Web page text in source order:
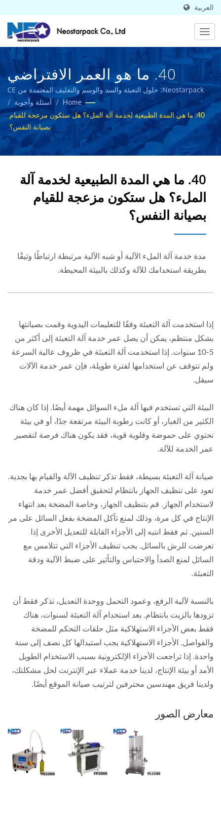
العربية
40. ما هو العمر الافتراضي
الطبيعي لآلة التعبئة؟ هل
سيكون من المزعج القيام
بالصيانة الذاتية؟ | تم بيعها في
50 دولة مصنعة لمعدات التعبئة
الصناعية عالية الجودة |
Neostarpack Co., Ltd.
Neostarpack: حلول التعبئة والسد والوسم والتغليف المعتمدة من CE
لصناعات المواد الغذائية والأدوية.
Home
/ أسئلة وأجوبة
/
40. ما هي المدة الطبيعية لخدمة آلة الملء؟ هل ستكون مزعجة للقيام
بصيانة النفس؟
40. ما هي المدة الطبيعية لخدمة آلة
الملء؟ هل ستكون مزعجة للقيام
بصيانة النفس؟
مدة خدمة آلة الملء الآلية أو شبه الآلية مرتبطة ارتباطًا وثيقًا
بطريقة استخدامك للآلة وكذلك بالبيئة المحيطة.
إذا استخدمت آلة التعبئة وفقًا للتعليمات اليدوية وقمت بصيانتها
بشكل منتظم، يمكن أن يصل عمر خدمة آلة التعبئة إلى أكثر من
5-10 سنوات. إذا استخدمت آلة التعبئة في ظروف عالية السرعة
ولم تتوقف عن استخدامها لفترة طويلة، فإن عمر خدمة الآلات
سيقل.
البيئة التي تستخدم فيها آلة ملء السوائل مهمة أيضًا. إذا كان هناك
الكثير من الغبار، أو كانت رطوبة البيئة مرتفعة جدًا، أو في بيئة
تحتوي على حموضة وقلوية قوية، فقد يكون هناك فرصة لتقصير
عمر الخدمة للآلة.
صيانة آلة التعبئة بسيطة، فقط تذكر تنظيف الآلة والقيام بها بجدية.
تعود على تنظيف الجهاز بانتظام لتحقيق أفضل عمر خدمة
لاستخدام الجهاز. قم بتنظيف الجهاز، وخاصة المضخة بعد انتهاء
الإنتاج في كل مرة، وذلك لمنع تآكل المضخة بفعل السائل على مر
السنين. ثم فقط انتبه إلى الأجزاء القابلة للتعديل الأخرى إذا
تعرضت للرش بالسائل. يجب تنظيف الأجزاء التي تتلامس مع
السائل لمنع الصدأ والاحتباس والتأثير على ضبط الآلية ودقة
التعبئة.
بالنسبة لآلية الرفع، وعمود التحمل ووحدة التعديل، تذكر فقط أن
تزودها بالزيت بانتظام. بعد استخدام آلة التعبئة لسنوات، هناك
فقط بعض الأجزاء الاستهلاكية مثل حلقات التحكم للمضخة
والفواصل. الأجزاء الاستهلاكية يجب استبدالها كل نصف إلى سنة
واحدة. إذا تراجعت الأجزاء الإلكترونية بسبب الاستخدام الطويل
الأمد أو بيئة الإنتاج، لدينا خدمة عملاء عبر الإنترنت لحل مشكلتك،
ولدينا فريق مهندسين محترفين لترتيب صيانة الموقع أيضًا.
معارض الصور